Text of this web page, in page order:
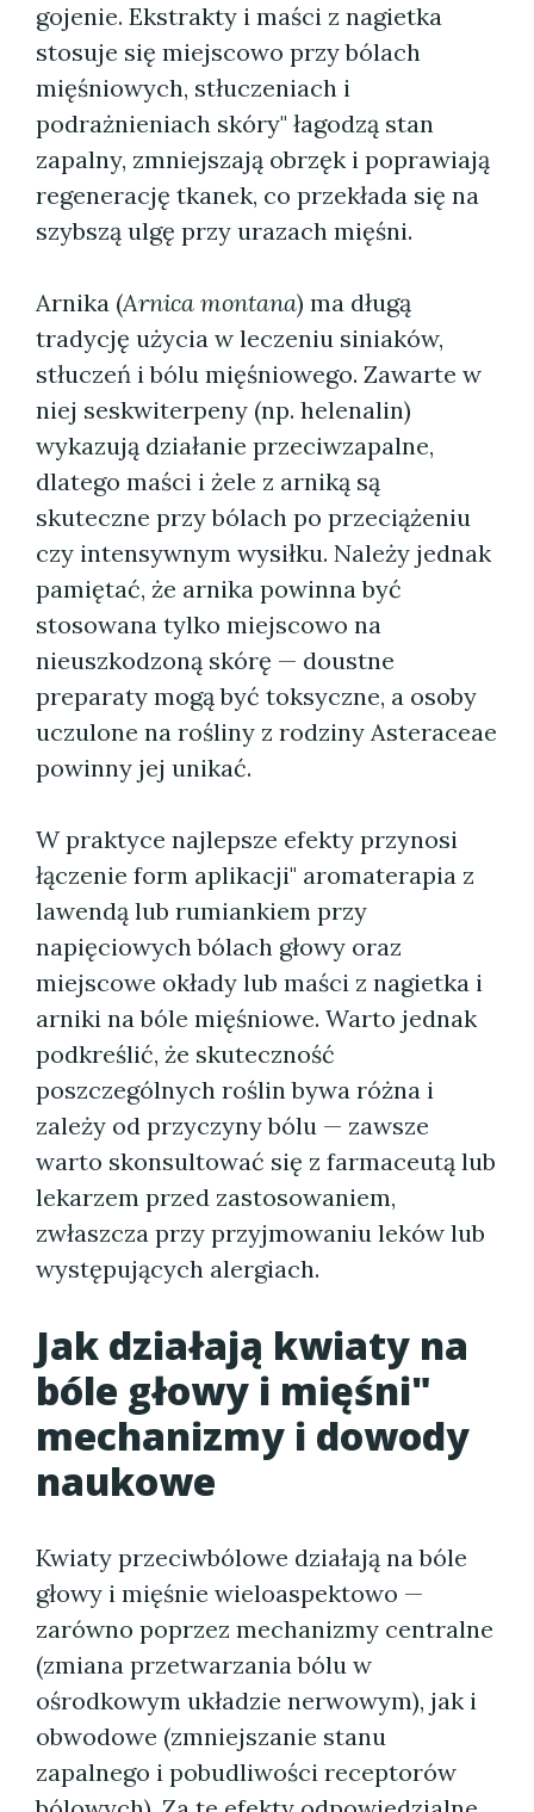
gojenie. Ekstrakty i maści z nagietka
stosuje się miejscowo przy bólach
mięśniowych, stłuczeniach i
podrażnieniach skóry" łagodzą stan
zapalny, zmniejszają obrzęk i poprawiają
regenerację tkanek, co przekłada się na
szybszą ulgę przy urazach mięśni.
Arnika (Arnica montana) ma długą
tradycję użycia w leczeniu siniaków,
stłuczeń i bólu mięśniowego. Zawarte w
niej seskwiterpeny (np. helenalin)
wykazują działanie przeciwzapalne,
dlatego maści i żele z arniką są
skuteczne przy bólach po przeciążeniu
czy intensywnym wysiłku. Należy jednak
pamiętać, że arnika powinna być
stosowana tylko miejscowo na
nieuszkodzoną skórę — doustne
preparaty mogą być toksyczne, a osoby
uczulone na rośliny z rodziny Asteraceae
powinny jej unikać.
W praktyce najlepsze efekty przynosi
łączenie form aplikacji" aromaterapia z
lawendą lub rumiankiem przy
napięciowych bólach głowy oraz
miejscowe okłady lub maści z nagietka i
arniki na bóle mięśniowe. Warto jednak
podkreślić, że skuteczność
poszczególnych roślin bywa różna i
zależy od przyczyny bólu — zawsze
warto skonsultować się z farmaceutą lub
lekarzem przed zastosowaniem,
zwłaszcza przy przyjmowaniu leków lub
występujących alergiach.
Jak działają kwiaty na
bóle głowy i mięśni"
mechanizmy i dowody
naukowe
Kwiaty przeciwbólowe działają na bóle
głowy i mięśnie wieloaspektowo —
zarówno poprzez mechanizmy centralne
(zmiana przetwarzania bólu w
ośrodkowym układzie nerwowym), jak i
obwodowe (zmniejszanie stanu
zapalnego i pobudliwości receptorów